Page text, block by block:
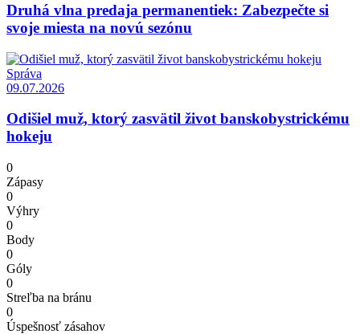
Druhá vlna predaja permanentiek: Zabezpečte si
svoje miesta na novú sezónu
Správa
09.07.2026
Odišiel muž, ktorý zasvätil život banskobystrickému
hokeju
0
Zápasy
0
Výhry
0
Body
0
Góly
0
Streľba na bránu
0
Úspešnosť zásahov